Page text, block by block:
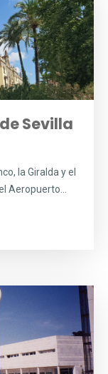
Sevilla
la Giralda y el
Aeropuerto...